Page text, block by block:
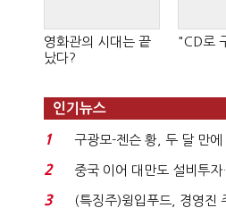
영화관의 시대는 끝
났다?
"CD로
인기뉴스
1
구광모-젠슨 황, 두 달 만
로봇·AI 등 논...
2
중국 이어 대만도 설비투
국전쟁’
3
(특징주)윙입푸드, 경영진